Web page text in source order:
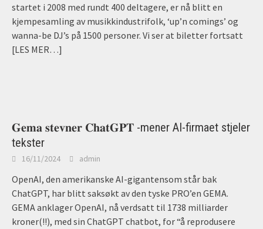
startet i 2008 med rundt 400 deltagere, er nå blitt en
kjempesamling av musikkindustrifolk, ‘up’n comings’ og
wanna-be DJ’s på 1500 personer. Vi ser at biletter fortsatt
[LES MER…]
𝐆𝐞𝐦𝐚 𝐬𝐭𝐞𝐯𝐧𝐞𝐫 𝐂𝐡𝐚𝐭𝐆𝐏𝐓 -mener AI-firmaet stjeler
tekster
16/11/2024 admin
OpenAI, den amerikanske AI-gigantensom står bak
ChatGPT, har blitt saksøkt av den tyske PRO’en GEMA.
GEMA anklager OpenAI, nå verdsatt til 1738 milliarder
kroner(!!), med sin ChatGPT chatbot, for “å reprodusere